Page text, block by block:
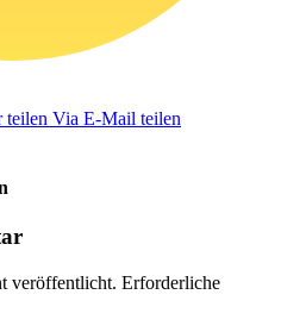
teilen Via E-Mail teilen
veröffentlicht. Erforderliche